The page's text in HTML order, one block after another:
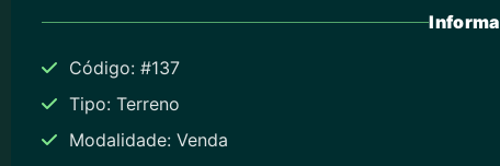
Código: #137
Tipo: Terreno
Modalidade: Venda